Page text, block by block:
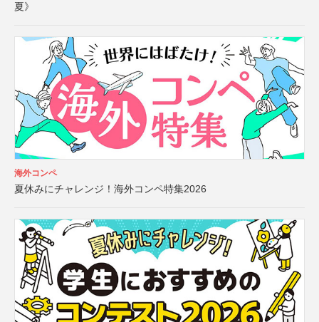
夏》
海外コンペ
夏休みにチャレンジ！海外コンペ特集2026